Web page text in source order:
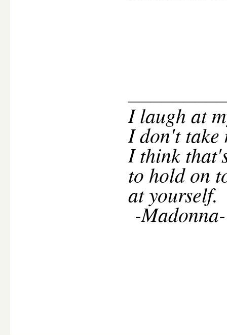
Ilaugh at
I don't take
I think
to hold on
at yourself.
-Madonna-